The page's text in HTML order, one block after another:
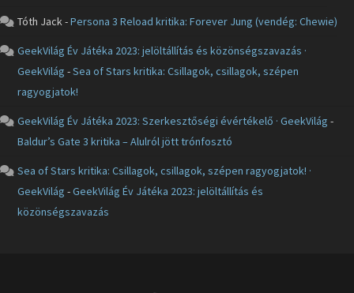
Tóth Jack-Persona 3 Reload kritika: Forever Jung (vendég: Chewie)
GeekVilág Év Játéka 2023: jelöltállítás és közönségszavazás ·
GeekVilág -Sea of Stars kritika: Csillagok, csillagok, szépen
ragyogjatok!
GeekVilág Év Játéka 2023: Szerkesztőségi évértékelő · GeekVilág -
Baldur’s Gate 3 kritika – Alulról jött trónfosztó
Sea of Stars kritika: Csillagok, csillagok, szépen ragyogjatok! ·
GeekVilág -GeekVilág Év Játéka 2023: jelöltállítás és
közönségszavazás